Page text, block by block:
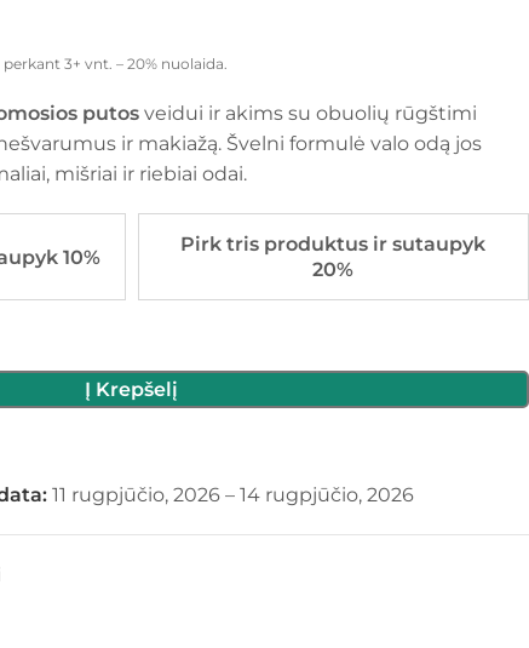
3+ vnt. – 20% nuolaida.
putos veidui ir akims su obuolių rūgštimi
ir makiažą. Švelni formulė valo odą jos
mišriai ir riebiai odai.
10%
Pirk tris produktus ir sutaupyk
20%
Į Krepšelį
11 rugpjūčio, 2026 – 14 rugpjūčio, 2026